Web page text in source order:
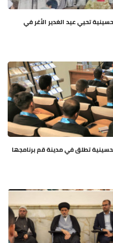
تحيي عيد الغدير الأغر في
الحسينية تطلق في مدينة قم برنامجها